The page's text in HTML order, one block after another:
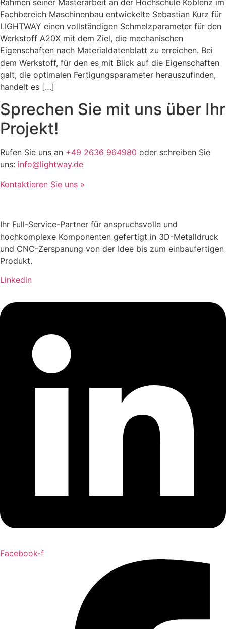
Fachbereich Maschinenbau entwickelte Sebastian Kurz für
LIGHTWAY einen vollständigen Schmelzparameter für den
Werkstoff A20X mit dem Ziel, die mechanischen
Eigenschaften nach Materialdatenblatt zu erreichen. Bei
dem Werkstoff, für den es mit Blick auf die Eigenschaften
galt, die optimalen Fertigungsparameter herauszufinden,
handelt es […]
Sprechen Sie mit uns über Ihr
Projekt!
Rufen Sie uns an +49 2636 964980 oder schreiben Sie
uns: info@lightway.de
Kontaktieren Sie uns »
Ihr Full-Service-Partner für anspruchsvolle und
hochkomplexe Komponenten gefertigt in 3D-Metalldruck
und CNC-Zerspanung von der Idee bis zum einbaufertigen
Produkt.
Linkedin
Facebook-f